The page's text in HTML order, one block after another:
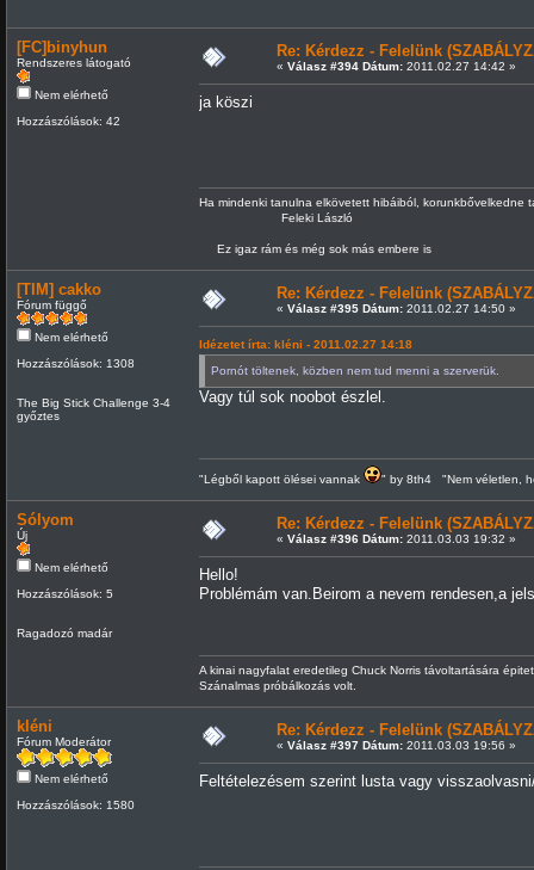
[FC]binyhun
Rendszeres látogató
Nem elérhető
Hozzászólások: 42
Re: Kérdezz - Felelünk
« Válasz #394 Dátum:2011.02.27 14:42 »
ja köszi
Ha mindenki tanulna elkövetett hibáiból, korunkbővelkedne
Feleki László
Ez igaz rám és még sok más embere is
[TIM] cakko
Fórum függő
Nem elérhető
Hozzászólások: 1308
The Big Stick Challenge 3-4
győztes
Re: Kérdezz - Felelünk
« Válasz #395 Dátum:2011.02.27 14:50 »
Idézetet írta: kléni - 2011.02.27 14:18
Pornót töltenek, közben nem tud menni a szerverük.
Vagy túl sok noobot észlel.
"Légből kapott ölései vannak " by 8th4 "Nem véletlen,
Sólyom
Új
Nem elérhető
Hozzászólások: 5
Ragadozó madár
Re: Kérdezz - Felelünk
« Válasz #396 Dátum:2011.03.03 19:32 »
Hello!
Problémám van.Beirom a nevem rendesen,a
A kinai nagyfalat eredetileg Chuck Norris távoltartására
Szánalmas próbálkozás volt.
kléni
Fórum Moderátor
Nem elérhető
Hozzászólások: 1580
Re: Kérdezz - Felelünk
« Válasz #397 Dátum:2011.03.03 19:56 »
Feltételezésem szerint lusta vagy